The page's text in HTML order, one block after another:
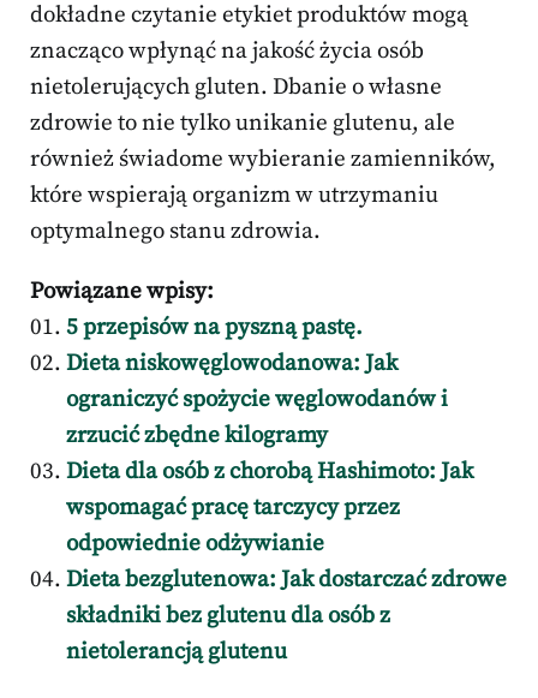
dokładne czytanie etykiet produktów mogą
znacząco wpłynąć na jakość życia osób
nietolerujących gluten. Dbanie o własne
zdrowie to nie tylko unikanie glutenu, ale
również świadome wybieranie zamienników,
które wspierają organizm w utrzymaniu
optymalnego stanu zdrowia.
Powiązane wpisy:
5 przepisów na pyszną pastę.
Dieta niskowęglowodanowa: Jak
ograniczyć spożycie węglowodanów i
zrzucić zbędne kilogramy
Dieta dla osób z chorobą Hashimoto: Jak
wspomagać pracę tarczycy przez
odpowiednie odżywianie
Dieta bezglutenowa: Jak dostarczać zdrowe
składniki bez glutenu dla osób z
nietolerancją glutenu